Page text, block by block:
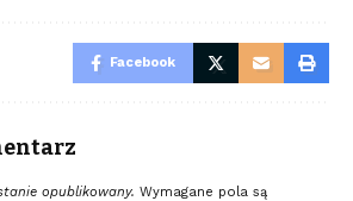
Facebook
opublikowany. Wymagane pola są